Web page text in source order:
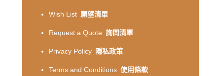
Wish List 願望清單
Request a Quote 詢問清單
Privacy Policy 隱私政策
Terms and Conditions 使用條款